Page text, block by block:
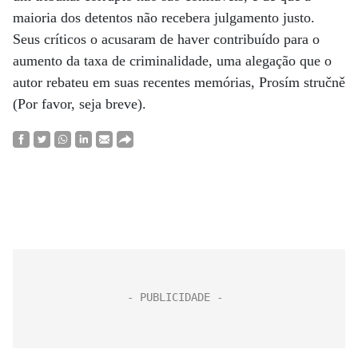
maioria dos detentos não recebera julgamento justo.
Seus críticos o acusaram de haver contribuído para o
aumento da taxa de criminalidade, uma alegação que o
autor rebateu em suas recentes memórias, Prosím stručně
(Por favor, seja breve).